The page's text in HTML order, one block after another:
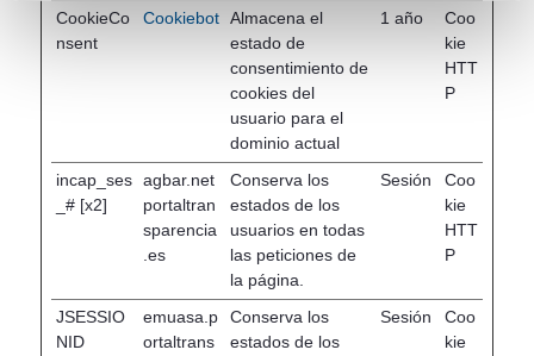
CookieCo
nsent
Cookiebot Almacena el
estado de
consentimiento de
cookies del
usuario para el
dominio actual
1 año
Coo
kie
HTT
P
incap_ses
_# [x2]
agbar.net
portaltran
sparencia
.es
Conserva los
estados de los
usuarios en todas
las peticiones de
la página.
Sesión
Coo
kie
HTT
P
JSESSIO
NID
emuasa.p
ortaltrans
Conserva los
estados de los
Sesión
Coo
kie